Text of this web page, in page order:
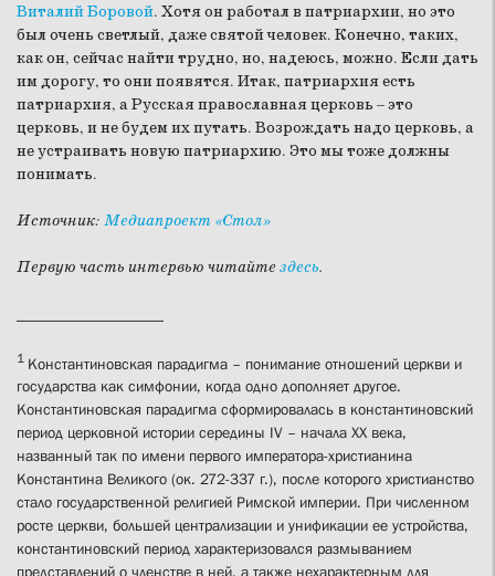
Виталий Боровой. Хотя он работал в патриархии, но это
был очень светлый, даже святой человек. Конечно, таких,
как он, сейчас найти трудно, но, надеюсь, можно. Если дать
им дорогу, то они появятся. Итак, патриархия есть
патриархия, а Русская православная церковь – это
церковь, и не будем их путать. Возрождать надо церковь, а
не устраивать новую патриархию. Это мы тоже должны
понимать.
Источник: Медиапроект «Стол»
Первую часть интервью читайтездесь.
1 Константиновская парадигма – понимание отношений церкви и
государства как симфонии, когда одно дополняет другое.
Константиновская парадигма сформировалась в константиновский
период церковной истории середины IV – начала ХХ века,
названный так по имени первого императора-христианина
Константина Великого (ок. 272-337 г.), после которого христианство
стало государственной религией Римской империи. При численном
росте церкви, большей централизации и унификации ее устройства,
константиновский период характеризовался размыванием
представлений о членстве в ней, а также нехарактерным для